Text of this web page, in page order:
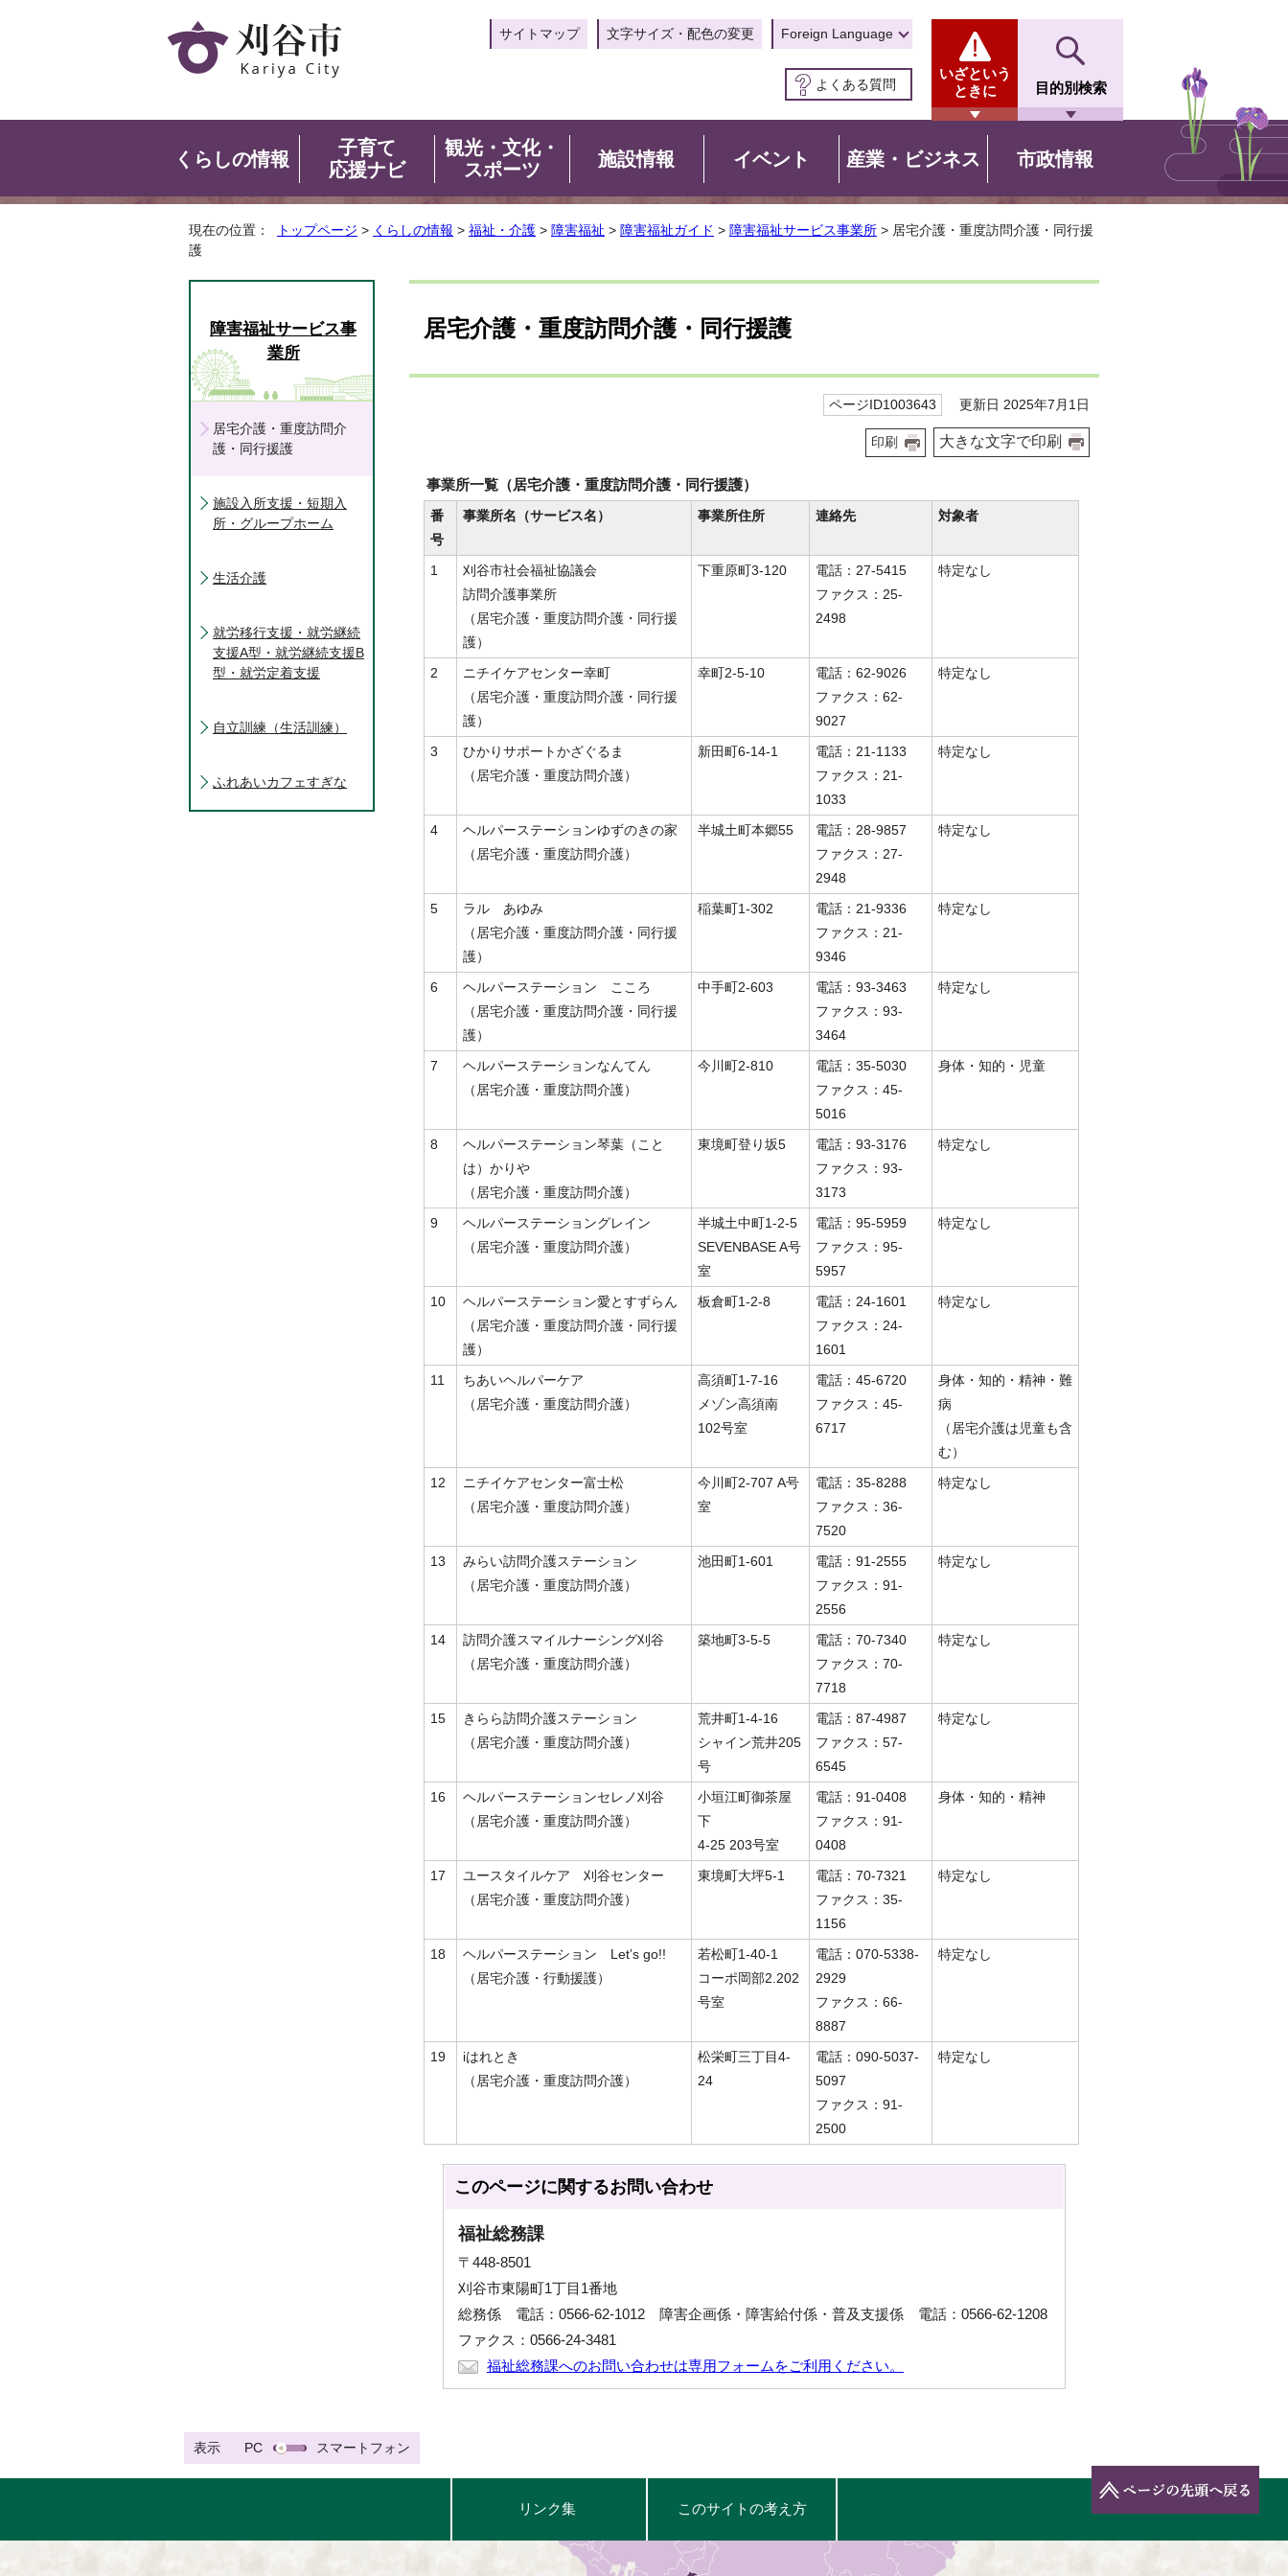
サイトマップ 文字サイズ・配色の変更 Foreign Language
よくある質問
いざという
ときに
目的別検索
くらしの情報
子育て
応援ナビ
観光・文化・
スポーツ
施設情報 イベント 産業・ビジネス 市政情報
現在の位置： トップページ > くらしの情報 > 福祉・介護 > 障害福祉 > 障害福祉ガイド > 障害福祉サービス事業所 > 居宅介護・重度訪問介護・同行援
護
居宅介護・重度訪問介護・同行援護
ページID1003643 更新日 2025年7月1日
印刷 大きな文字で印刷
事業所一覧（居宅介護・重度訪問介護・同行援護）
番
号
事業所名（サービス名） 事業所住所 連絡先 対象者
1
刈谷市社会福祉協議会
訪問介護事業所
（居宅介護・重度訪問介護・同行援
護）
下重原町3-120
電話：27-5415
ファクス：25-
2498
特定なし
2
ニチイケアセンター幸町
（居宅介護・重度訪問介護・同行援
護）
幸町2-5-10
電話：62-9026
ファクス：62-
9027
特定なし
3
ひかりサポートかざぐるま
（居宅介護・重度訪問介護）
新田町6-14-1
電話：21-1133
ファクス：21-
1033
特定なし
4
ヘルパーステーションゆずのきの家
（居宅介護・重度訪問介護）
半城土町本郷55
電話：28-9857
ファクス：27-
2948
特定なし
5
ラル あゆみ
（居宅介護・重度訪問介護・同行援
護）
稲葉町1-302
電話：21-9336
ファクス：21-
9346
特定なし
6
ヘルパーステーション こころ
（居宅介護・重度訪問介護・同行援
護）
中手町2-603
電話：93-3463
ファクス：93-
3464
特定なし
7
ヘルパーステーションなんてん
（居宅介護・重度訪問介護）
今川町2-810
電話：35-5030
ファクス：45-
5016
身体・知的・児童
8
ヘルパーステーション琴葉（こと
は）かりや
（居宅介護・重度訪問介護）
東境町登り坂5
電話：93-3176
ファクス：93-
3173
特定なし
9
ヘルパーステーショングレイン
（居宅介護・重度訪問介護）
半城土中町1-2-5
SEVENBASE A号
室
電話：95-5959
ファクス：95-
5957
特定なし
10
ヘルパーステーション愛とすずらん
（居宅介護・重度訪問介護・同行援
護）
板倉町1-2-8
電話：24-1601
ファクス：24-
1601
特定なし
11
ちあいヘルパーケア
（居宅介護・重度訪問介護）
高須町1-7-16
メゾン高須南
102号室
電話：45-6720
ファクス：45-
6717
身体・知的・精神・難
病
（居宅介護は児童も含
む）
12
ニチイケアセンター富士松
（居宅介護・重度訪問介護）
今川町2-707 A号
室
電話：35-8288
ファクス：36-
7520
特定なし
13
みらい訪問介護ステーション
（居宅介護・重度訪問介護）
池田町1-601
電話：91-2555
ファクス：91-
2556
特定なし
14
訪問介護スマイルナーシング刈谷
（居宅介護・重度訪問介護）
築地町3-5-5
電話：70-7340
ファクス：70-
7718
特定なし
15
きらら訪問介護ステーション
（居宅介護・重度訪問介護）
荒井町1-4-16
シャイン荒井205
号
電話：87-4987
ファクス：57-
6545
特定なし
16
ヘルパーステーションセレノ刈谷
（居宅介護・重度訪問介護）
小垣江町御茶屋
下
4-25 203号室
電話：91‐0408
ファクス：91‐
0408
身体・知的・精神
17
ユースタイルケア 刈谷センター
（居宅介護・重度訪問介護）
東境町大坪5-1
電話：70‐7321
ファクス：35‐
1156
特定なし
18
ヘルパーステーション Let’s go!!
（居宅介護・行動援護）
若松町1-40-1
コーポ岡部2.202
号室
電話：070-5338-
2929
ファクス：66-
8887
特定なし
19
iはれとき
（居宅介護・重度訪問介護）
松栄町三丁目4‐
24
電話：090-5037-
5097
ファクス：91-
2500
特定なし
このページに関するお問い合わせ
福祉総務課
〒448-8501
刈谷市東陽町1丁目1番地
総務係 電話：0566-62-1012 障害企画係・障害給付係・普及支援係 電話：0566-62-1208
ファクス：0566-24-3481
福祉総務課へのお問い合わせは専用フォームをご利用ください。
障害福祉サービス事
業所
居宅介護・重度訪問介
護・同行援護
施設入所支援・短期入
所・グループホーム
生活介護
就労移行支援・就労継続
支援A型・就労継続支援B
型・就労定着支援
自立訓練（生活訓練）
ふれあいカフェすぎな
表示 PC スマートフォン
リンク集 このサイトの考え方